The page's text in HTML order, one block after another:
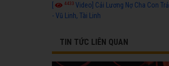
4433 Video] Cải Lương Nợ Cha Con Trả
- Vũ Linh, Tài Linh
TIN TỨC LIÊN QUAN